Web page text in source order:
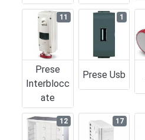
Prese
Interblocc
Ate
11
Prese Usb
1
12 17